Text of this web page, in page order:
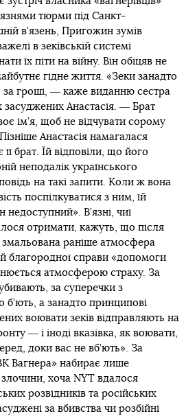
тюрми під Санкт-
в’язень, Пригожин зумів
в зеківській системі
їх піти на війну. Він обіцяв не
гідне життя. «Зеки занадто
за гроші, ― каже виданню сестра
засуджених Анастасія. ― Брат
ім’я, щоб не відчувати сорому
Анастасія намагалася
її брат. Їй відповіли, що його
неподалік українського
на такі запити. Коли ж вона
поспілкуватися з ним, їй
недоступний». В’язні, чиї
отримати, кажуть, що після
раніше атмосфера
й благородної справи «допомоги
атмосферою страху. За
за суперечки з
б’ють, а занадто принципові
воювати зеків відправляють на
― і іноді вказівка, як воювати,
доки вас не вб’ють». За
Вагнера» набирає лише
хоча NYT вдалося
розвідників та російських
за вбивства чи розбійні